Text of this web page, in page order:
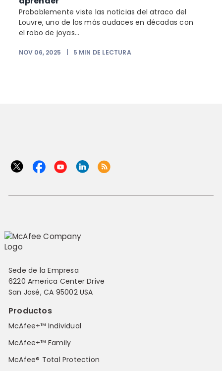
Probablemente viste las noticias del atraco del
Louvre, uno de los más audaces en décadas con
el robo de joyas...
NOV 06, 2025 5 MIN DE LECTURA
Sede de la Empresa
6220 America Center Drive
San José, CA 95002 USA
Productos
McAfee+™ Individual
McAfee+™ Family
McAfee® Total Protection